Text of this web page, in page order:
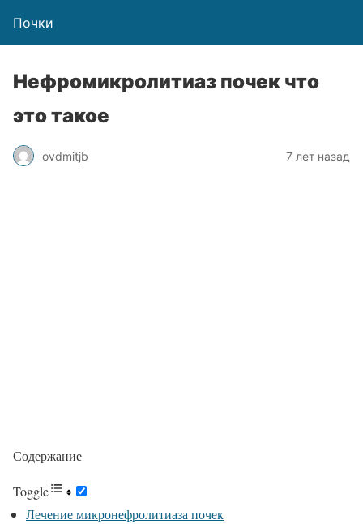
Почки
Нефромикролитиаз почек что
это такое
ovdmitjb 7 лет назад
Содержание
Toggle
Лечение микронефролитиаза почек